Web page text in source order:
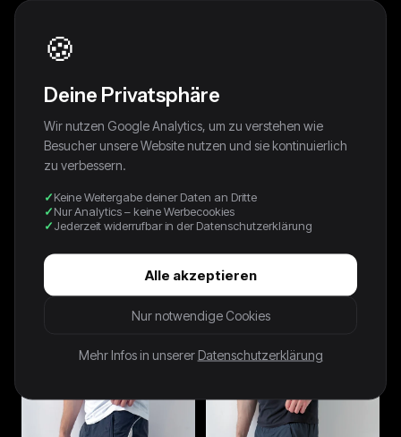
Weitere Pieces
250,00 €
70,00 €
🍪
Deine Privatsphäre
Wir nutzen Google Analytics, um zu verstehen wie
Besucher unsere Website nutzen und sie kontinuierlich
zu verbessern.
Keine Weitergabe deiner Daten an Dritte
Nur Analytics – keine Werbecookies
Jederzeit widerrufbar in der Datenschutzerklärung
Alle akzeptieren
Nur notwendige Cookies
Mehr Infos in unserer Datenschutzerklärung